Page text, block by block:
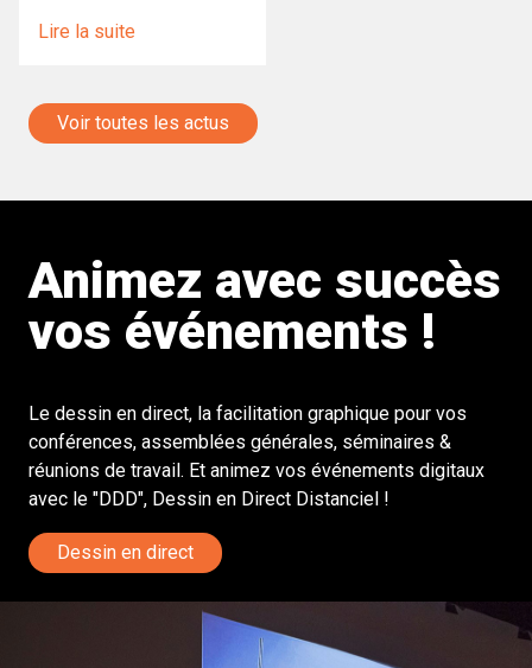
Lire la suite
Voir toutes les actus
Animez avec succès
vos événements !
Le dessin en direct, la facilitation graphique pour vos
conférences, assemblées générales, séminaires &
réunions de travail. Et animez vos événements digitaux
avec le "DDD", Dessin en Direct Distanciel !
Dessin en direct